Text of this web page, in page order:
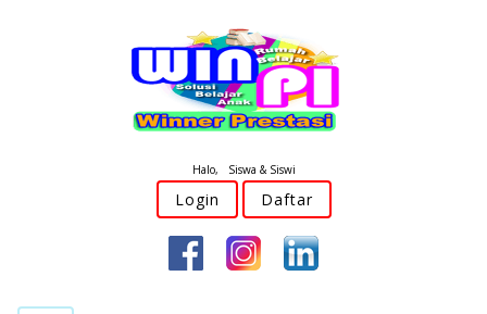
Halo, Siswa & Siswi
Login Daftar